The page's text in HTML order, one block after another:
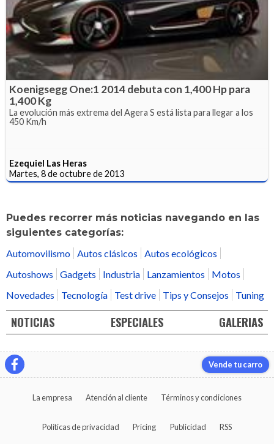
Koenigsegg One:1 2014 debuta con 1,400 Hp para
1,400 Kg
La evolución más extrema del Agera S está lista para llegar a los
450 Km/h
Ezequiel Las Heras
Martes, 8 de octubre de 2013
Puedes recorrer más noticias navegando en las
siguientes categorías:
Automovilismo
Autos clásicos
Autos ecológicos
Autoshows
Gadgets Industria Lanzamientos
Motos
Novedades
Tecnología Test drive Tips y Consejos Tuning
NOTICIAS ESPECIALES GALERIAS
Vende tu carro
La empresa Atención al cliente Términos y condiciones
Políticas de privacidad Pricing Publicidad RSS